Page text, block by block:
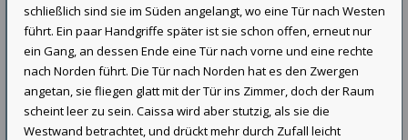
schließlich sind sie im Süden angelangt, wo eine Tür nach Westen
führt. Ein paar Handgriffe später ist sie schon offen, erneut nur
ein Gang, an dessen Ende eine Tür nach vorne und eine rechte
nach Norden führt. Die Tür nach Norden hat es den Zwergen
angetan, sie fliegen glatt mit der Tür ins Zimmer, doch der Raum
scheint leer zu sein. Caissa wird aber stutzig, als sie die
Westwand betrachtet, und drückt mehr durch Zufall leicht